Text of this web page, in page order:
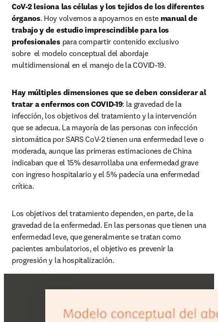
CoV-2 lesiona las células y los tejidos de los diferentes
órganos. Hoy volvemos a apoyarnos en este manual de
trabajo y de estudio imprescindible para los
profesionales para compartir contenido exclusivo
sobre  el modelo conceptual del abordaje
multidimensional en el manejo de la COVID-19.
Hay múltiples dimensiones que se deben considerar al
tratar a enfermos con COVID-19: la gravedad de la
infección, los objetivos del tratamiento y la intervención
que se adecua. La mayoría de las personas con infección
sintomática por SARS CoV-2 tienen una enfermedad leve o
moderada, aunque las primeras estimaciones de China
indicaban que el 15% desarrollaba una enfermedad grave
con ingreso hospitalario y el 5% padecía una enfermedad
crítica.
Los objetivos del tratamiento dependen, en parte, de la
gravedad de la enfermedad. En las personas que tienen una
enfermedad leve, que generalmente se tratan como
pacientes ambulatorios, el objetivo es prevenir la
progresión y la hospitalización.